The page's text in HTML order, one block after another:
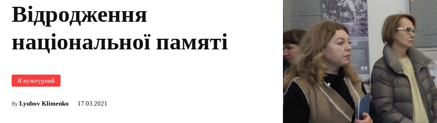
Відродження
національної памяті
Я культурний
By Lyubov Klimenko 17.03.2021